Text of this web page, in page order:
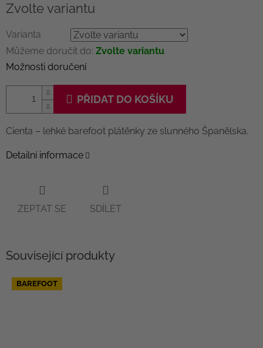
cena:
Zvolte variantu
Varianta
Můžeme doručit do: Zvolte variantu
Možnosti doručení
PŘIDAT DO KOŠÍKU
Cienta – lehké barefoot plátěnky ze slunného Španělska.
Detailní informace
ZEPTAT SE SDÍLET
Související produkty
BAREFOOT